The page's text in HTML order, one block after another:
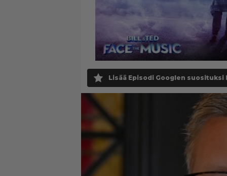
Lisää Episodi Googlen suosituksi